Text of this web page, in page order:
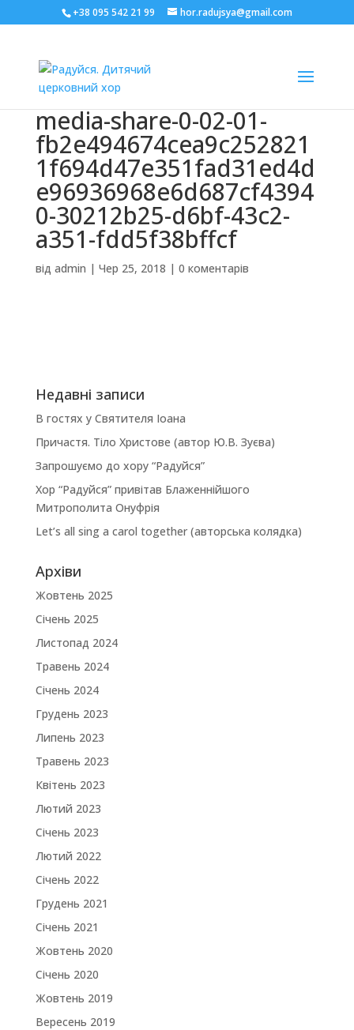
+38 095 542 21 99 hor.radujsya@gmail.com
media-share-0-02-01-
fb2e494674cea9c252821
1f694d47e351fad31ed4d
e96936968e6d687cf4394
0-30212b25-d6bf-43c2-
a351-fdd5f38bffcf
від admin | Чер 25, 2018 | 0 коментарів
Недавні записи
В гостях у Святителя Іоана
Причастя. Тіло Христове (автор Ю.В. Зуєва)
Запрошуємо до хору “Радуйся”
Хор “Радуйся” привітав Блаженнійшого
Митрополита Онуфрія
Let’s all sing a carol together (авторська колядка)
Архіви
Жовтень 2025
Січень 2025
Листопад 2024
Травень 2024
Січень 2024
Грудень 2023
Липень 2023
Травень 2023
Квітень 2023
Лютий 2023
Січень 2023
Лютий 2022
Січень 2022
Грудень 2021
Січень 2021
Жовтень 2020
Січень 2020
Жовтень 2019
Вересень 2019